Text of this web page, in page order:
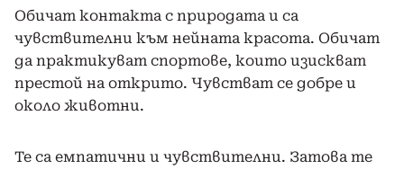
Обичат контакта с природата и са
чувствителни към нейната красота. Обичат
да практикуват спортове, които изискват
престой на открито. Чувстват се добре и
около животни.
Те са емпатични и чувствителни. Затова те